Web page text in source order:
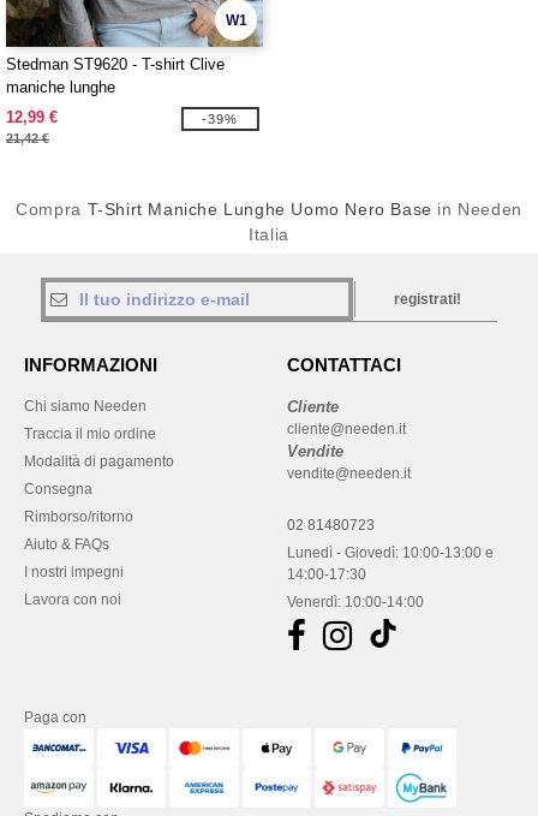
W1
Stedman ST9620 - T-shirt Clive
maniche lunghe
12,99 €
21,42 €
-39%
Compra T-Shirt Maniche Lunghe Uomo Nero Base in Needen
Italia
registrati!
INFORMAZIONI
Chi siamo Needen
Traccia il mio ordine
Modalità di pagamento
Consegna
Rimborso/ritorno
Aiuto & FAQs
I nostri impegni
Lavora con noi
CONTATTACI
Cliente
cliente@needen.it
Vendite
vendite@needen.it
02 81480723
Lunedì - Giovedì: 10:00-13:00 e
14:00-17:30
Venerdì: 10:00-14:00
Paga con